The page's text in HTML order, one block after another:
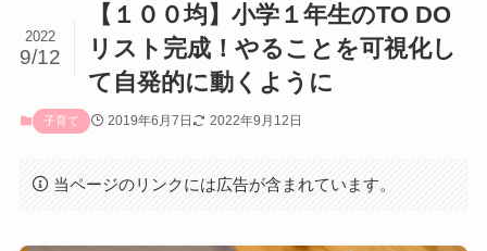
【１００均】小学１年生のTO DO
リスト完成！やることを可視化し
て自発的に動くように
2022
9/12
子育て 2019年6月7日 2022年9月12日
当ページのリンクには広告が含まれています。